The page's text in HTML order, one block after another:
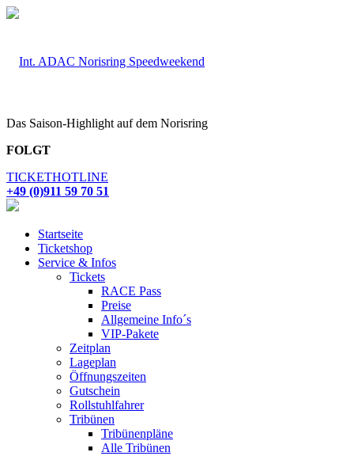
Das Saison-Highlight auf dem Norisring
FOLGT
TICKETHOTLINE
+49 (0)911 59 70 51
Startseite
Ticketshop
Service & Infos
Tickets
RACE Pass
Preise
Allgemeine Info´s
VIP-Pakete
Zeitplan
Lageplan
Öffnungszeiten
Gutschein
Rollstuhlfahrer
Tribünen
Tribünenpläne
Alle Tribünen